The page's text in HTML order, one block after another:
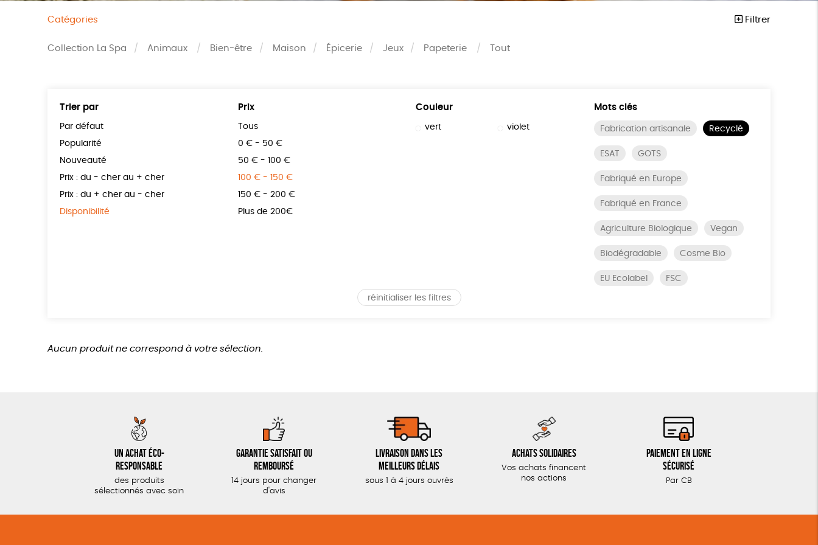
Catégories Filtrer
Collection La Spa Animaux Bien-être Maison Épicerie Jeux Papeterie Tout
Trier par
Par défaut
Popularité
Nouveauté
Prix : du - cher au + cher
Prix : du + cher au - cher
Disponibilité
Prix
Tous
0 € - 50 €
50 € - 100 €
100 € - 150 €
150 € - 200 €
Plus de 200€
Couleur
vert violet
Mots clés
Fabrication artisanale Recyclé
ESAT GOTS
Fabriqué en Europe
Fabriqué en France
Agriculture Biologique Vegan
Biodégradable Cosme Bio
EU Ecolabel FSC
réinitialiser les filtres
Aucun produit ne correspond à votre sélection.
Un achat éco-
responsable
des produits
sélectionnés avec soin
Garantie satisfait ou
remboursé
14 jours pour changer
d'avis
Livraison dans les
meilleurs délais
sous 1 à 4 jours ouvrés
Achats solidaires
Vos achats financent
nos actions
Paiement en ligne
sécurisé
Par CB